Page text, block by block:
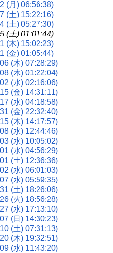
(月) 06:56:38)
(土) 15:22:16)
(土) 05:27:30)
(土) 01:01:44)
(木) 15:02:23)
(金) 01:05:44)
(木) 07:28:29)
(木) 01:22:04)
(水) 02:16:06)
(金) 14:31:11)
(水) 04:18:58)
(金) 22:32:40)
(木) 14:17:57)
(水) 12:44:46)
(水) 10:05:02)
(水) 04:56:29)
(土) 12:36:36)
(水) 06:01:03)
(水) 05:59:35)
(土) 18:26:06)
(火) 18:56:28)
(水) 17:13:10)
(日) 14:30:23)
(土) 07:31:13)
(木) 19:32:51)
(水) 11:43:20)